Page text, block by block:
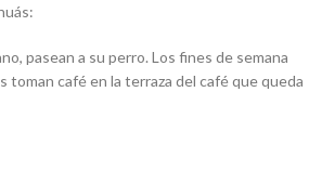
pasean a su perro. Los fines de semana
café en la terraza del café que queda